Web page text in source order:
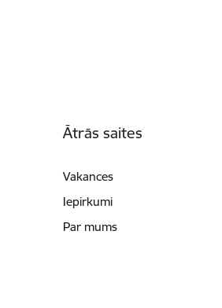
Ātrās saites
Vakances
Iepirkumi
Par mums